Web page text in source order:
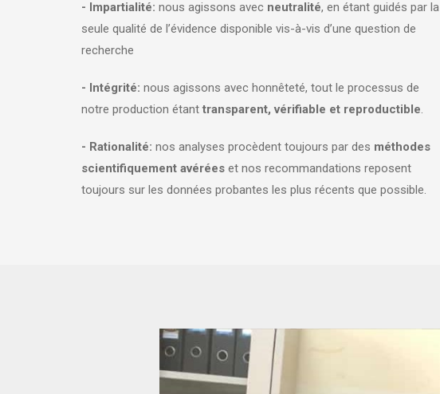
- Impartialité: nous agissons avec neutralité, en étant guidés par la
seule qualité de l’évidence disponible vis-à-vis d’une question de
recherche
- Intégrité: nous agissons avec honnêteté, tout le processus de
notre production étant transparent, vérifiable et reproductible.
- Rationalité: nos analyses procèdent toujours par des méthodes
scientifiquement avérées et nos recommandations reposent
toujours sur les données probantes les plus récents que possible.